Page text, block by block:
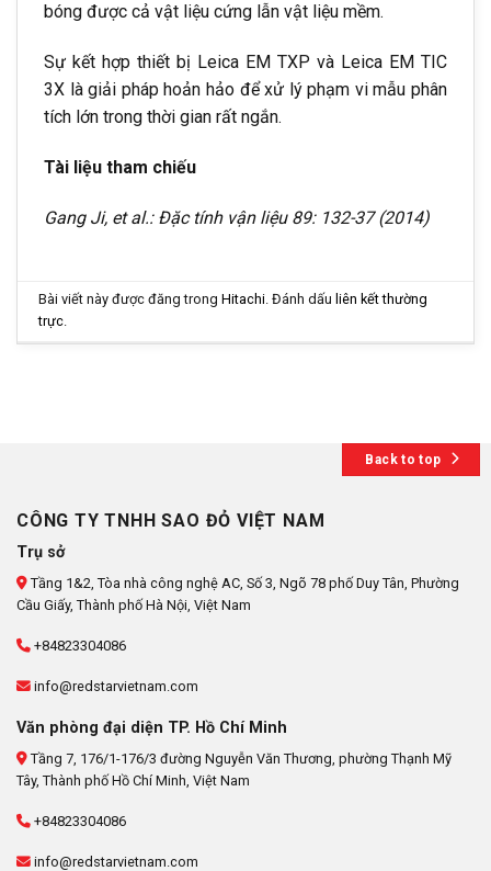
bóng được cả vật liệu cứng lẫn vật liệu mềm.
Sự kết hợp thiết bị Leica EM TXP và Leica EM TIC
3X là giải pháp hoản hảo để xử lý phạm vi mẫu phân
tích lớn trong thời gian rất ngắn.
Tài liệu tham chiếu
Gang Ji, et al.: Đặc tính vận liệu 89: 132-37 (2014)
Bài viết này được đăng trongHitachi . Đánh dấu liên kết thường
trực
Back to top
CÔNG TY TNHH SAO ĐỎ VIỆT NAM
Trụ sở
Tầng 1&2, Tòa nhà công nghệ AC, Số 3, Ngõ 78 phố Duy Tân, Phường
Cầu Giấy, Thành phố Hà Nội, Việt Nam
+84823304086
info@redstarvietnam.com
Văn phòng đại diện TP. Hồ Chí Minh
Tầng 7, 176/1-176/3 đường Nguyễn Văn Thương, phường Thạnh Mỹ
Tây, Thành phố Hồ Chí Minh, Việt Nam
+84823304086
info@redstarvietnam.com